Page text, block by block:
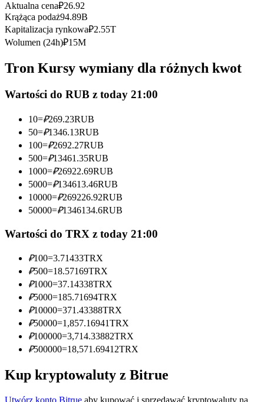
Kopiowanie Transakcji
Dołącz do najlepszych traderów
Zostań traderem kopiującym
Ciesz się podziałem zysków i prowizjami z kopiowania
transakcji
Informacja
Analiza Big Data, w tym informacje handlowe itp.
Aktualna cena₽26.92
Krążąca podaż94.89B
Kapitalizacja rynkowa₽2.55T
Wolumen (24h)₽15M
Tron Kursy wymiany dla różnych kwot
Wartości do RUB z today 21:00
10=₽269.23RUB
50=₽1346.13RUB
100=₽2692.27RUB
500=₽13461.35RUB
1000=₽26922.69RUB
5000=₽134613.46RUB
10000=₽269226.92RUB
50000=₽1346134.6RUB
Wartości do TRX z today 21:00
₽100=3.71433TRX
₽500=18.57169TRX
₽1000=37.14338TRX
₽5000=185.71694TRX
₽10000=371.43388TRX
₽50000=1,857.16941TRX
₽100000=3,714.33882TRX
₽500000=18,571.69412TRX
Kup kryptowaluty z Bitrue